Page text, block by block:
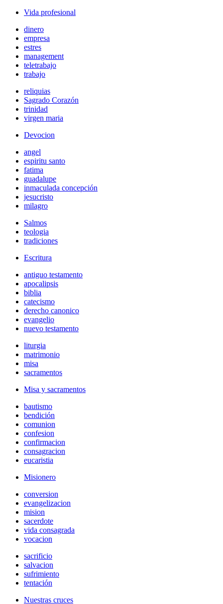
Vida profesional
dinero
empresa
estres
management
teletrabajo
trabajo
reliquias
Sagrado Corazón
trinidad
virgen maria
Devocion
angel
espiritu santo
fatima
guadalupe
inmaculada concepción
jesucristo
milagro
Salmos
teologia
tradiciones
Escritura
antiguo testamento
apocalipsis
biblia
catecismo
derecho canonico
evangelio
nuevo testamento
liturgia
matrimonio
misa
sacramentos
Misa y sacramentos
bautismo
bendición
comunion
confesion
confirmacion
consagracion
eucaristia
Misionero
conversion
evangelizacion
mision
sacerdote
vida consagrada
vocacion
sacrificio
salvacion
sufrimiento
tentación
Nuestras cruces